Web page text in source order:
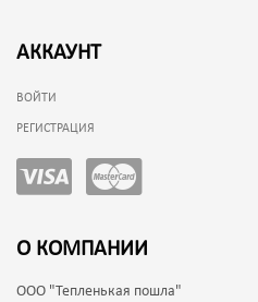
АККАУНТ
ВОЙТИ
РЕГИСТРАЦИЯ
О КОМПАНИИ
ООО "Тепленькая пошла"